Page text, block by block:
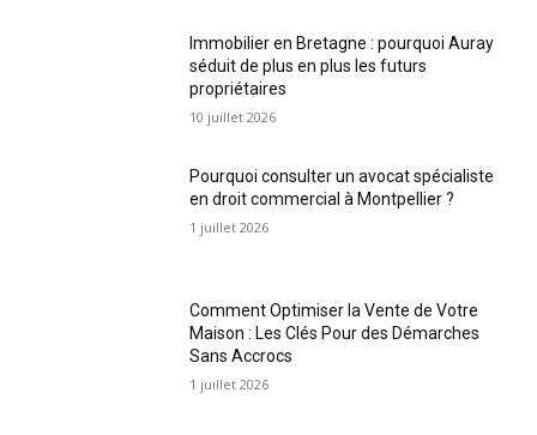
Immobilier en Bretagne : pourquoi Auray
séduit de plus en plus les futurs
propriétaires
10 juillet 2026
Pourquoi consulter un avocat spécialiste
en droit commercial à Montpellier ?
1 juillet 2026
Comment Optimiser la Vente de Votre
Maison : Les Clés Pour des Démarches
Sans Accrocs
1 juillet 2026